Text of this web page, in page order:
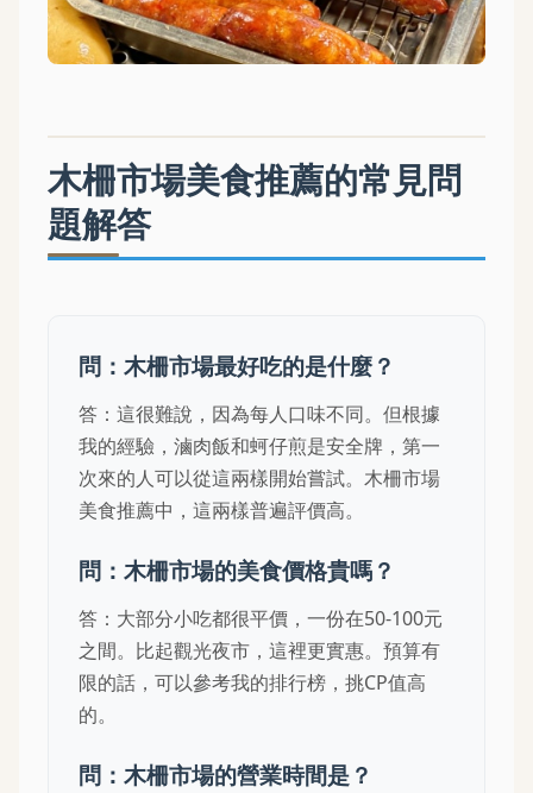
木柵市場美食推薦的常見問
題解答
問：木柵市場最好吃的是什麼？
答：這很難說，因為每人口味不同。但根據
我的經驗，滷肉飯和蚵仔煎是安全牌，第一
次來的人可以從這兩樣開始嘗試。木柵市場
美食推薦中，這兩樣普遍評價高。
問：木柵市場的美食價格貴嗎？
答：大部分小吃都很平價，一份在50-100元
之間。比起觀光夜市，這裡更實惠。預算有
限的話，可以參考我的排行榜，挑CP值高
的。
問：木柵市場的營業時間是？